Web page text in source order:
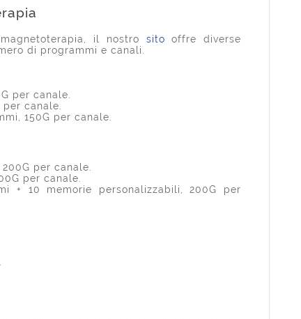
il nostro sito offre diverse
di programmi e canali.
per canale.
canale.
150G per canale.
per canale.
per canale.
+ 10 memorie personalizzabili, 200G per